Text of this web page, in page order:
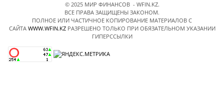
© 2025 МИР ФИНАНСОВ - WFIN.KZ.
ВСЕ ПРАВА ЗАЩИЩЕНЫ ЗАКОНОМ.
ПОЛНОЕ ИЛИ ЧАСТИЧНОЕ КОПИРОВАНИЕ МАТЕРИАЛОВ C
САЙТА WWW.WFIN.KZРАЗРЕШЕНО ТОЛЬКО ПРИ ОБЯЗАТЕЛЬНОМ УКАЗАНИИ
ГИПЕРССЫЛКИ